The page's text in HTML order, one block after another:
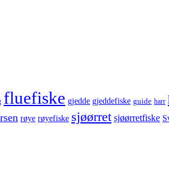
fluefiske gjedde gjeddefiske guide harr
røye røyefiske sjøørret sjøørretfiske